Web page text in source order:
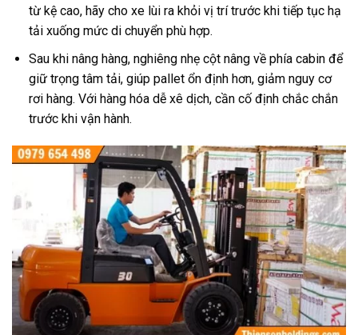
từ kệ cao, hãy cho xe lùi ra khỏi vị trí trước khi tiếp tục hạ
tải xuống mức di chuyển phù hợp.
Sau khi nâng hàng, nghiêng nhẹ cột nâng về phía cabin để
giữ trọng tâm tải, giúp pallet ổn định hơn, giảm nguy cơ
rơi hàng. Với hàng hóa dễ xê dịch, cần cố định chắc chắn
trước khi vận hành.